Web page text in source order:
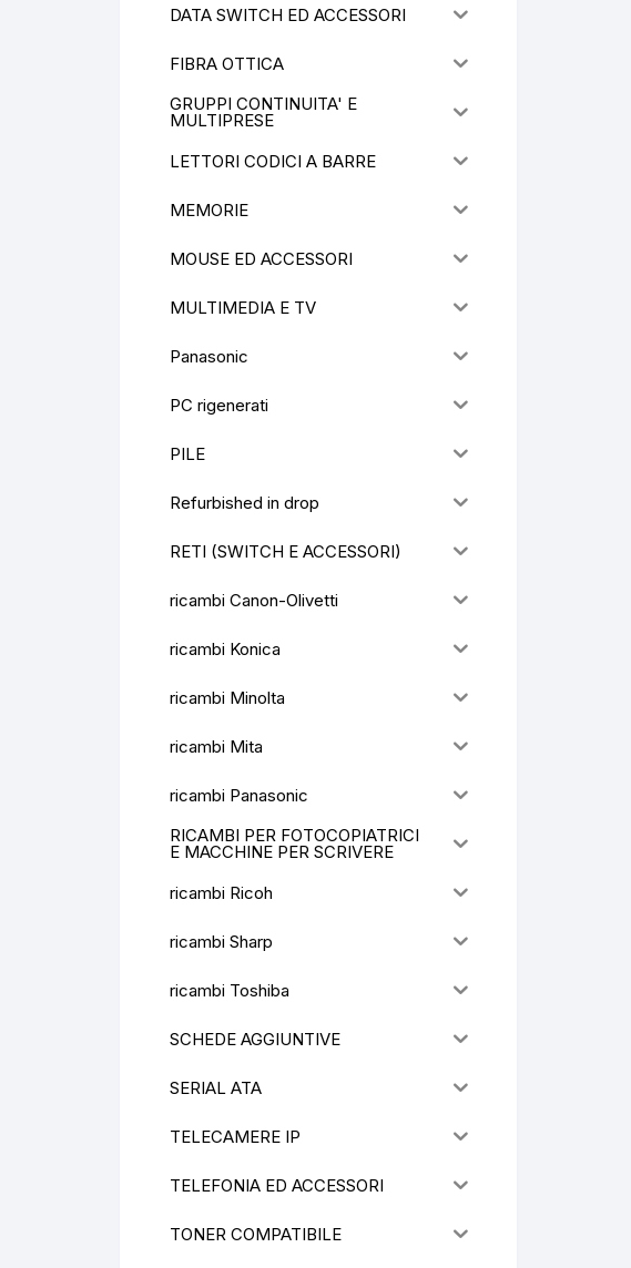
DATA SWITCH ED ACCESSORI
FIBRA OTTICA
GRUPPI CONTINUITA' E
MULTIPRESE
LETTORI CODICI A BARRE
MEMORIE
MOUSE ED ACCESSORI
MULTIMEDIA E TV
Panasonic
PC rigenerati
PILE
Refurbished in drop
RETI (SWITCH E ACCESSORI)
ricambi Canon-Olivetti
ricambi Konica
ricambi Minolta
ricambi Mita
ricambi Panasonic
RICAMBI PER FOTOCOPIATRICI
E MACCHINE PER SCRIVERE
ricambi Ricoh
ricambi Sharp
ricambi Toshiba
SCHEDE AGGIUNTIVE
SERIAL ATA
TELECAMERE IP
TELEFONIA ED ACCESSORI
TONER COMPATIBILE